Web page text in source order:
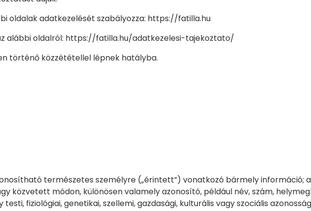
oldalak adatkezelését szabályozza: https://fatilla.hu
alábbi oldalról: https://fatilla.hu/adatkezelesi-tajekoztato/
történő közzététellel lépnek hatályba.
természetes személyre („érintett”) vonatkozó bármely információ;
közvetett módon, különösen valamely azonosító, például név, szám,
fiziológiai, genetikai, szellemi, gazdasági, kulturális vagy szociális